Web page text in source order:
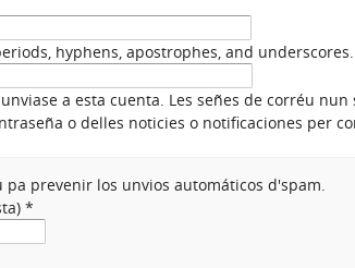
hyphens, apostrophes, and underscores.
a esta cuenta. Les señes de corréu nun
o delles noticies o notificaciones per
prevenir los unvios automáticos d'spam.
*